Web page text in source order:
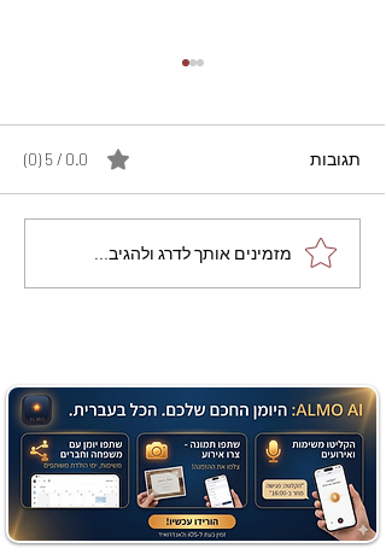
מתכון מנצח עוגת מייפל
שוקולד בחושה וקלה - זיוה
תגובות 0.0 / 5 ‏(0)
מזמינים אותך לדרג ולהגיב...